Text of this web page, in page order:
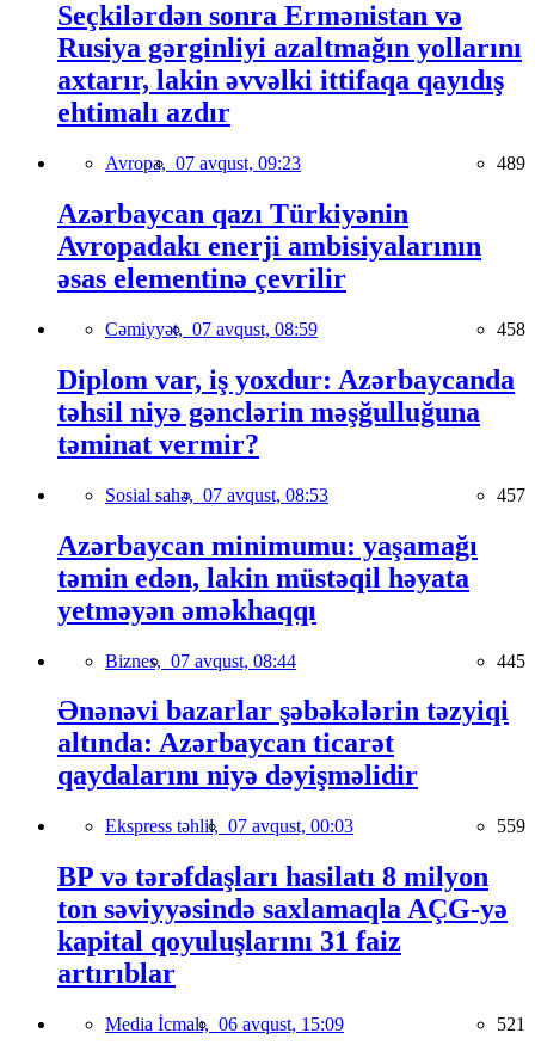
Seçkilərdən sonra Ermənistan və
Rusiya gərginliyi azaltmağın yollarını
axtarır, lakin əvvəlki ittifaqa qayıdış
ehtimalı azdır
Avropa, 07 avqust, 09:23 489
Azərbaycan qazı Türkiyənin
Avropadakı enerji ambisiyalarının
əsas elementinə çevrilir
Cəmiyyət, 07 avqust, 08:59 458
Diplom var, iş yoxdur: Azərbaycanda
təhsil niyə gənclərin məşğulluğuna
təminat vermir?
Sosial sahə, 07 avqust, 08:53 457
Azərbaycan minimumu: yaşamağı
təmin edən, lakin müstəqil həyata
yetməyən əməkhaqqı
Biznes, 07 avqust, 08:44 445
Ənənəvi bazarlar şəbəkələrin təzyiqi
altında: Azərbaycan ticarət
qaydalarını niyə dəyişməlidir
Ekspress təhlil, 07 avqust, 00:03 559
BP və tərəfdaşları hasilatı 8 milyon
ton səviyyəsində saxlamaqla AÇG-yə
kapital qoyuluşlarını 31 faiz
artırıblar
Media İcmalı, 06 avqust, 15:09 521